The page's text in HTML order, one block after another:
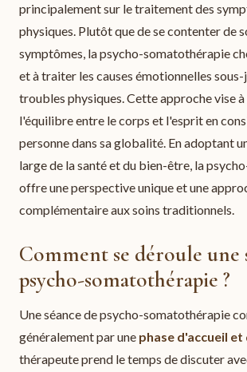
principalement sur le traitement des
physiques. Plutôt que de se contenter de
symptômes, la psycho-somatothérapie
et à traiter les causes émotionnelles sous-
troubles physiques. Cette approche vise
l'équilibre entre le corps et l'esprit en
personne dans sa globalité. En adoptant
large de la santé et du bien-être, la
offre une perspective unique et une
complémentaire aux soins traditionnels.
Comment se déroule une
psycho-somatothérapie ?
Une séance de psycho-somatothérapie
généralement par une phase d'accueil
thérapeute prend le temps de discuter